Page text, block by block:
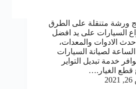
ورشة متنقلة على الطرق
السيارات على يد افضل
الادوات والمعدات،
لصيانة السيارات
خدمة تبديل التواير
قطع الغيار.…